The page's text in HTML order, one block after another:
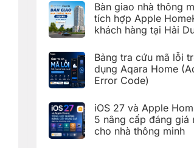
Aqara
Home
thống
nhà
thông
minh
khách
hàng
tại
KDT
Hà
Nội
bình
luận
ở
Hoàn
giao
nhà
thông
minh
Aqara
khách
hàng
tại
KDT
Ecopark,
Bàn giao nhà thông
tích hợp Apple
khách hàng tại Hải
bình
luận
ở
Bàn
thông
minh
Aqara
tích
hợp
Bảng tra cứu mã lỗi
dụng Aqara Home
Error Code)
bình
luận
ở
Bảng
iOS 27 và Apple
5 nâng cấp đáng giá
cho nhà thông minh